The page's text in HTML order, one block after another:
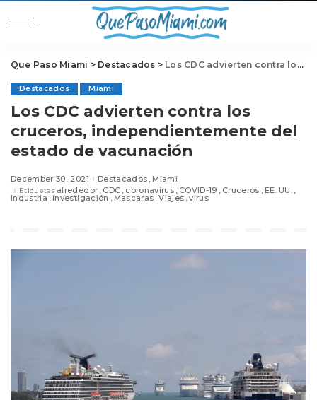
Que Paso Miami > Destacados > Los CDC advierten contra los cruceros, independientemente del estado de vacunación
Destacados Miami
Los CDC advierten contra los
cruceros, independientemente del
estado de vacunación
December 30, 2021 Destacados Miami
Etiquetas alrededor CDC coronavirus COVID-19 Cruceros EE. UU.
industria investigación Mascaras Viajes virus